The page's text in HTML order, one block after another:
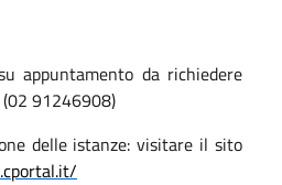
appuntamento da richiedere
91246908)
delle istanze: visitare il sito